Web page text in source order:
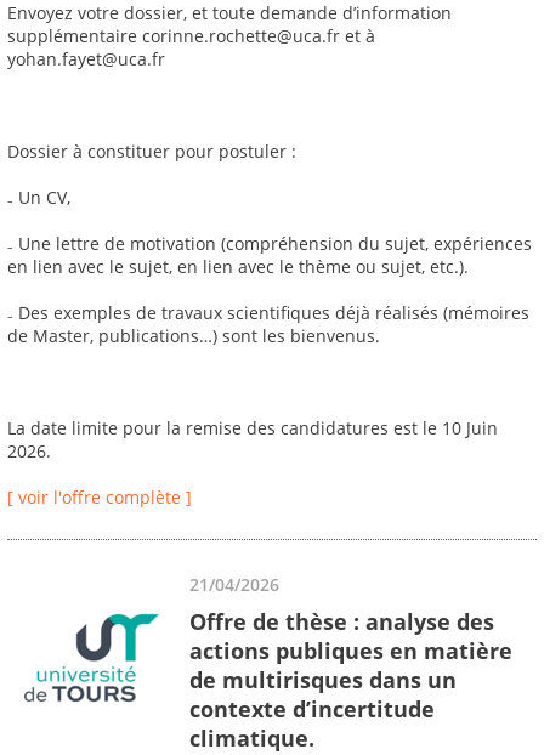
Envoyez votre dossier, et toute demande d’information
supplémentaire corinne.rochette@uca.fr et à
yohan.fayet@uca.fr
Dossier à constituer pour postuler :
₋ Un CV,
₋ Une lettre de motivation (compréhension du sujet, expériences
en lien avec le sujet, en lien avec le thème ou sujet, etc.).
₋ Des exemples de travaux scientifiques déjà réalisés (mémoires
de Master, publications…) sont les bienvenus.
La date limite pour la remise des candidatures est le 10 Juin
2026.
[ voir l'offre complète ]
21/04/2026
Offre de thèse : analyse des
actions publiques en matière
de multirisques dans un
contexte d’incertitude
climatique.